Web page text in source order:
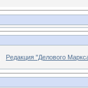
Редакция "Делового